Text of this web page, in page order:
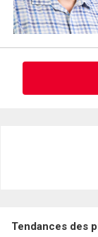
Téléphone
(Optionnel)
Téléphone
Tendances des